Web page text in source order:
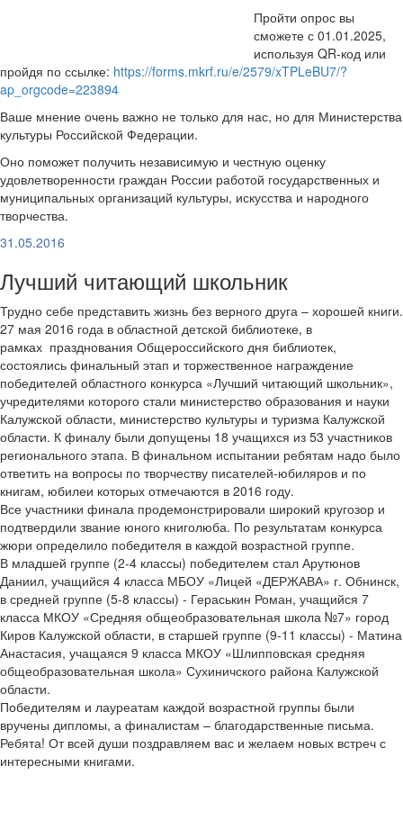
Пройти опрос вы
сможете с 01.01.2025,
используя QR-код или
пройдя по ссылке: https://forms.mkrf.ru/e/2579/xTPLeBU7/?
ap_orgcode=223894
Ваше мнение очень важно не только для нас, но для Министерства
культуры Российской Федерации.
Оно поможет получить независимую и честную оценку
удовлетворенности граждан России работой государственных и
муниципальных организаций культуры, искусства и народного
творчества.
31.05.2016
Лучший читающий школьник
Трудно себе представить жизнь без верного друга – хорошей книги.
27 мая 2016 года в областной детской библиотеке, в
рамках празднования Общероссийского дня библиотек,
состоялись финальный этап и торжественное награждение
победителей областного конкурса «Лучший читающий школьник»,
учредителями которого стали министерство образования и науки
Калужской области, министерство культуры и туризма Калужской
области. К финалу были допущены 18 учащихся из 53 участников
регионального этапа. В финальном испытании ребятам надо было
ответить на вопросы по творчеству писателей-юбиляров и по
книгам, юбилеи которых отмечаются в 2016 году.
Все участники финала продемонстрировали широкий кругозор и
подтвердили звание юного книголюба. По результатам конкурса
жюри определило победителя в каждой возрастной группе.
В младшей группе (2-4 классы) победителем стал Арутюнов
Даниил, учащийся 4 класса МБОУ «Лицей «ДЕРЖАВА» г. Обнинск,
в средней группе (5-8 классы) - Гераськин Роман, учащийся 7
класса МКОУ «Средняя общеобразовательная школа №7» город
Киров Калужской области, в старшей группе (9-11 классы) - Матина
Анастасия, учащаяся 9 класса МКОУ «Шлипповская средняя
общеобразовательная школа» Сухиничского района Калужской
области.
Победителям и лауреатам каждой возрастной группы были
вручены дипломы, а финалистам – благодарственные письма.
Ребята! От всей души поздравляем вас и желаем новых встреч с
интересными книгами.